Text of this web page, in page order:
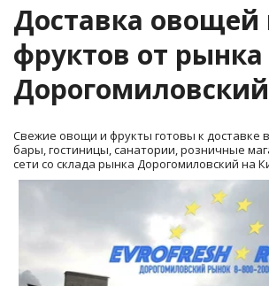
Доставка овощей
фруктов от рынка
Дорогомиловский
Свежие овощи и фрукты готовы к доставке
бары, гостиницы, санатории, розничные
сети со склада рынка Дорогомиловский на